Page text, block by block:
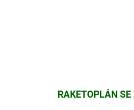
RAKETOPLÁN